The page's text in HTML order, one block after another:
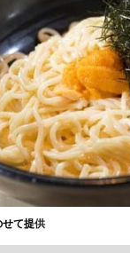
せて提供